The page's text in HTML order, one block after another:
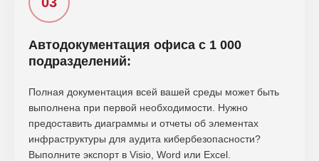
Автодокументация офиса с 1 000
подразделений:
Полная документация всей вашей среды может быть
выполнена при первой необходимости. Нужно
предоставить диаграммы и отчеты об элементах
инфраструктуры для аудита кибербезопасности?
Выполните экспорт в Visio, Word или Excel.